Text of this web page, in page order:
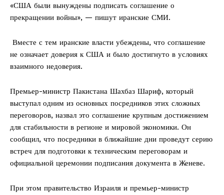
«США были вынуждены подписать соглашение о
прекращении войны», — пишут иранские СМИ.
Вместе с тем иранские власти убеждены, что соглашение
не означает доверия к США и было достигнуто в условиях
взаимного недоверия.
Премьер-министр Пакистана Шахбаз Шариф, который
выступал одним из основных посредников этих сложных
переговоров, назвал это соглашение крупным достижением
для стабильности в регионе и мировой экономики. Он
сообщил, что посредники в ближайшие дни проведут серию
встреч для подготовки к техническим переговорам и
официальной церемонии подписания документа в Женеве.
При этом правительство Израиля и премьер-министр